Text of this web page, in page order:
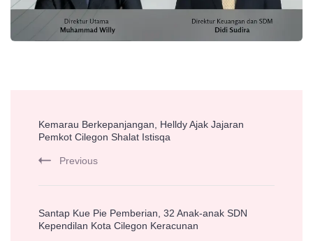
Navigation
Kemarau Berkepanjangan, Helldy Ajak Jajaran
Pemkot Cilegon Shalat Istisqa
Previous
Santap Kue Pie Pemberian, 32 Anak-anak SDN
Kependilan Kota Cilegon Keracunan